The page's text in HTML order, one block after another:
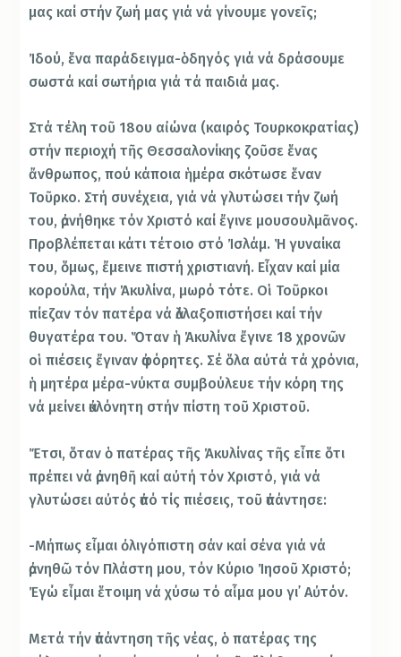
μας καί στήν ζωή μας γιά νά γίνουμε γονεῖς;
Ἰδού, ἕνα παράδειγμα-ὁδηγός γιά νά δράσουμε
σωστά καί σωτήρια γιά τά παιδιά μας.
Στά τέλη τοῦ 18ου αἰώνα (καιρός Τουρκοκρατίας)
στήν περιοχή τῆς Θεσσαλονίκης ζοῦσε ἕνας
ἄνθρωπος, πού κάποια ἡμέρα σκότωσε ἕναν
Τοῦρκο. Στή συνέχεια, γιά νά γλυτώσει τήν ζωή
του, ἀρνήθηκε τόν Χριστό καί ἔγινε μουσουλμᾶνος.
Προβλέπεται κάτι τέτοιο στό Ἰσλάμ. Ἡ γυναίκα
του, ὅμως, ἔμεινε πιστή χριστιανή. Εἶχαν καί μία
κορούλα, τήν Ἀκυλίνα, μωρό τότε. Οἱ Τοῦρκοι
πίεζαν τόν πατέρα νά ἀλλαξοπιστήσει καί τήν
θυγατέρα του. Ὅταν ἡ Ἀκυλίνα ἔγινε 18 χρονῶν
οἱ πιέσεις ἔγιναν ἀφόρητες. Σέ ὅλα αὐτά τά χρόνια,
ἡ μητέρα μέρα-νύκτα συμβούλευε τήν κόρη της
νά μείνει ἀκλόνητη στήν πίστη τοῦ Χριστοῦ.
Ἔτσι, ὅταν ὁ πατέρας τῆς Ἀκυλίνας τῆς εἶπε ὅτι
πρέπει νά ἀρνηθῆ καί αὐτή τόν Χριστό, γιά νά
γλυτώσει αὐτός ἀπό τίς πιέσεις, τοῦ ἀπάντησε:
-Μήπως εἶμαι ὀλιγόπιστη σάν καί σένα γιά νά
ἀρνηθῶ τόν Πλάστη μου, τόν Κύριο Ἰησοῦ Χριστό;
Ἐγώ εἶμαι ἕτοιμη νά χύσω τό αἷμα μου γι᾿ Αὐτόν.
Μετά τήν ἀπάντηση τῆς νέας, ὁ πατέρας της